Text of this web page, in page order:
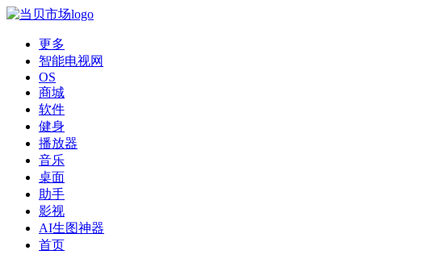
更多
智能电视网
OS
商城
软件
健身
播放器
音乐
桌面
助手
影视
AI生图神器
首页